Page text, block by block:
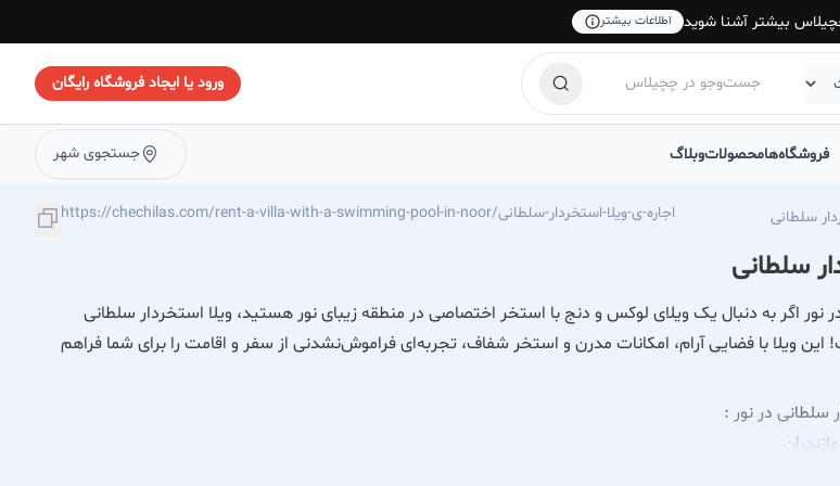
بیشتر آشنا شوید اطلاعات بیشتر
ورود یا ایجاد فروشگاه رایگان
فروشگاه‌هامحصولاتوبلاگ جستجوی شهر
سلطانی https://chechilas.com/rent-a-villa-with-a-swimming-pool-in-noor/اجاره-ی-ویلا-استخردار-سلطانی
سلطانی
در نور اگر به دنبال یک ویلای لوکس و دنج با استخر اختصاصی در منطقه زیبای نور هستید، ویلا استخردار سلطانی
ویلا با فضایی آرام، امکانات مدرن و استخر شفاف، تجربه‌ای فراموش‌نشدنی از سفر و اقامت را برای شما فراهم
سلطانی در نور :